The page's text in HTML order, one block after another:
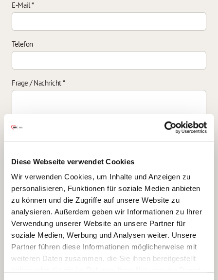
Diese Webseite verwendet Cookies
Wir verwenden Cookies, um Inhalte und Anzeigen zu
personalisieren, Funktionen für soziale Medien anbieten
zu können und die Zugriffe auf unsere Website zu
analysieren. Außerdem geben wir Informationen zu Ihrer
Verwendung unserer Website an unsere Partner für
soziale Medien, Werbung und Analysen weiter. Unsere
Partner führen diese Informationen möglicherweise mit
weiteren Daten zusammen, die Sie ihnen bereitgestellt
E-Mail*
Telefon
Frage / Nachricht*
Ich bin damit einverstanden, dass meine personenbezogenen Daten
ausschließlich zum Zweck der Durchführung der Kontaktanfrage
verarbeitet, auf IT- Systemen der Garitz Bewirtschaftungsbetriebe
GmbH, Heinrich-von-Kleist-Straße 2, 97688 Bad Kissingen
(Betreiber) gespeichert und an die für das Stellenangebot
verantwortliche Stelle zur Kontaktaufnahme weitergegeben
werden.
Diese Einwilligungserklärung kann ich jederzeit gegenüber dem